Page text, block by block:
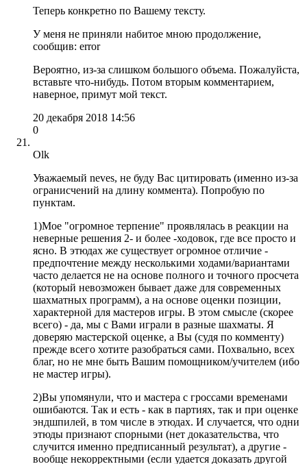
Теперь конкретно по Вашему тексту.
У меня не приняли набитое мною продолжение,
сообщив: error
Вероятно, из-за слишком большого объема. Пожалуйста,
вставьте что-нибудь. Потом вторым комментарием,
наверное, примут мой текст.
20 декабря 2018 14:56
0
Olk
Уважаемый neves, не буду Вас цитировать (именно из-за
огранисчений на длину коммента). Попробую по
пунктам.
1)Мое "огромное терпение" проявлялась в реакции на
неверные решения 2- и более -ходовок, где все просто и
ясно. В этюдах же существует огромное отличие -
предпочтение между несколькими ходами/вариантами
часто делается не на основе полного и точного просчета
(который невозможен бывает даже для современных
шахматных программ), а на основе оценки позиции,
характерной для мастеров игры. В этом смысле (скорее
всего) - да, мы с Вами играли в разные шахматы. Я
доверяю мастерской оценке, а Вы (судя по комменту)
прежде всего хотите разобраться сами. Похвально, всех
благ, но не мне быть Вашим помощником/учителем (ибо
не мастер игры).
2)Вы упомянули, что и мастера с гроссами временами
ошибаются. Так и есть - как в партиях, так и при оценке
эндшпилей, в том числе в этюдах. И случается, что одни
этюды признают спорными (нет доказательства, что
случится именно предписанный результат), а другие -
вообще некорректными (если удается доказать другой